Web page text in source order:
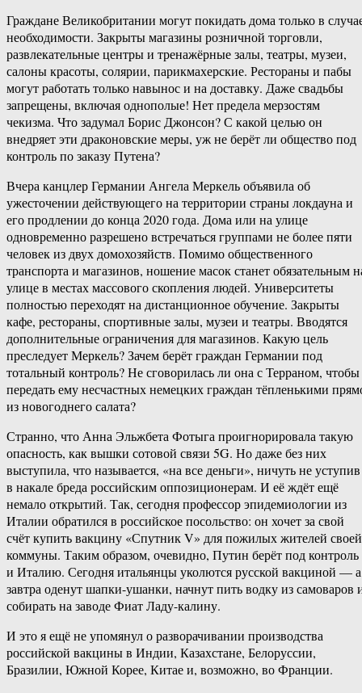
Граждане Великобритании могут покидать дома только в
необходимости. Закрыты магазины розничной торговли,
развлекательные центры и тренажёрные залы, театры, музеи,
салоны красоты, солярии, парикмахерские. Рестораны и пабы
могут работать только навынос и на доставку. Даже свадьбы
запрещены, включая однополые! Нет предела мерзостям
чекизма. Что задумал Борис Джонсон? С какой целью он
внедряет эти драконовские меры, уж не берёт ли общество под
контроль по заказу Путена?
Вчера канцлер Германии Ангела Меркель объявила об
ужесточении действующего на территории страны локдауна и
его продлении до конца 2020 года. Дома или на улице
одновременно разрешено встречаться группами не более пяти
человек из двух домохозяйств. Помимо общественного
транспорта и магазинов, ношение масок станет обязательным
улице в местах массового скопления людей. Университеты
полностью переходят на дистанционное обучение. Закрыты
кафе, рестораны, спортивные залы, музеи и театры. Вводятся
дополнительные ограничения для магазинов. Какую цель
преследует Меркель? Зачем берёт граждан Германии под
тотальный контроль? Не сговорилась ли она с Терраном, чтобы
передать ему несчастных немецких граждан тёпленькими
из новогоднего салата?
Странно, что Анна Эльжбета Фотыга проигнорировала такую
опасность, как вышки сотовой связи 5G. Но даже без них
выступила, что называется, «на все деньги», ничуть не уступив
в накале бреда российским оппозиционерам. И её ждёт ещё
немало открытий. Так, сегодня профессор эпидемиологии из
Италии обратился в российское посольство: он хочет за свой
счёт купить вакцину «Спутник V» для пожилых жителей своей
коммуны. Таким образом, очевидно, Путин берёт под контроль
и Италию. Сегодня итальянцы уколются русской вакциной — а
завтра оденут шапки-ушанки, начнут пить водку из самоваров
собирать на заводе Фиат Ладу-калину.
И это я ещё не упомянул о разворачивании производства
российской вакцины в Индии, Казахстане, Белоруссии,
Бразилии, Южной Корее, Китае и, возможно, во Франции.